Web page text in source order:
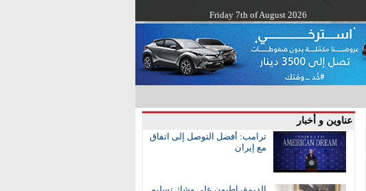
Friday 7th of August 2026
عناوين و أخبار
ترامب: أفضل التوصل إلى اتفاق
مع إيران